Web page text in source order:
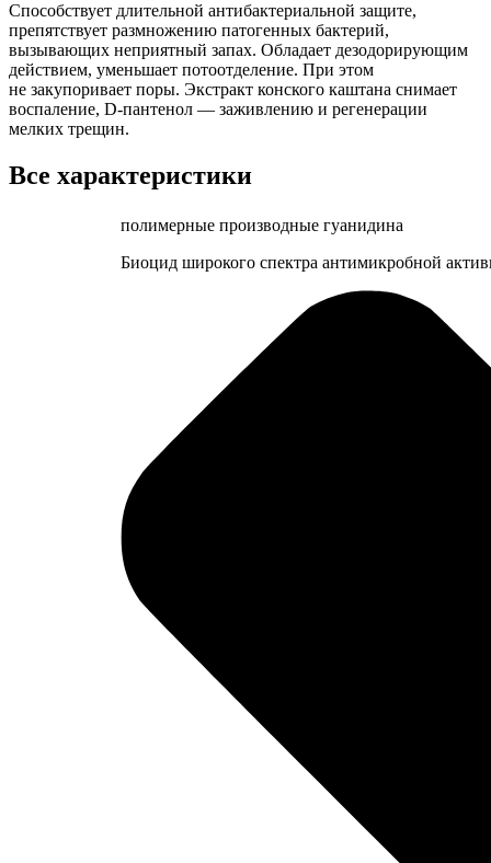
Способствует длительной антибактериальной защите,
препятствует размножению патогенных бактерий,
вызывающих неприятный запах. Обладает дезодорирующим
действием, уменьшает потоотделение. При этом
не закупоривает поры. Экстракт конского каштана снимает
воспаление, D-пантенол — заживлению и регенерации
мелких трещин.
Все характеристики
полимерные производные гуанидина
Биоцид широкого спектра антимикробной